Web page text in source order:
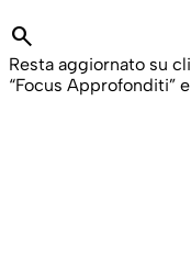
search
Resta aggiornato su
“Focus Approfonditi”